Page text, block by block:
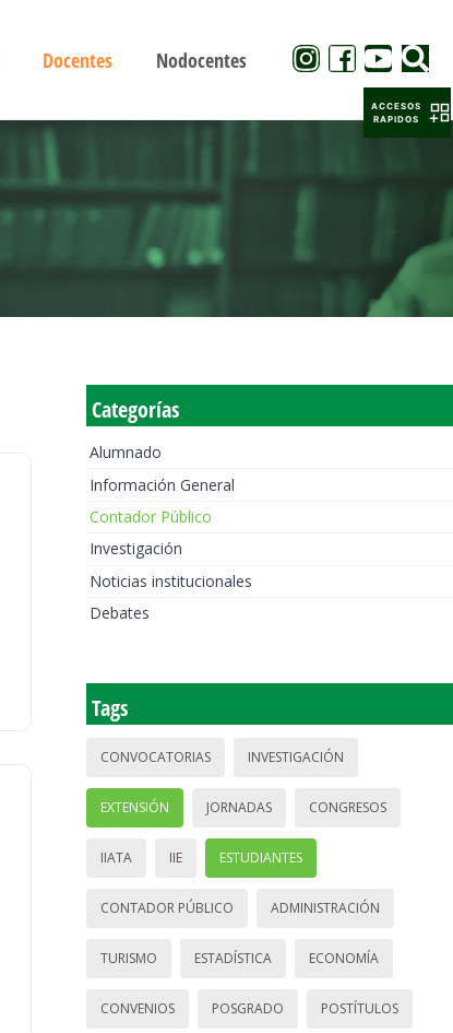
Docentes Nodocentes
Categorías
Alumnado
Información General
Contador Público
Investigación
Noticias institucionales
Debates
Tags
CONVOCATORIAS INVESTIGACIÓN
EXTENSIÓN JORNADAS CONGRESOS
IIATA IIE ESTUDIANTES
CONTADOR PÚBLICO ADMINISTRACIÓN
TURISMO ESTADÍSTICA ECONOMÍA
CONVENIOS POSGRADO POSTÍTULOS
ACCESOS
RAPIDOS